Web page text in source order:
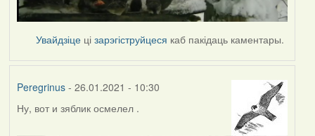
Увайдзіце цізарэгіструйцеся каб пакідаць каментары.
Peregrinus- 26.01.2021 - 10:30
Ну, вот и зяблик осмелел .